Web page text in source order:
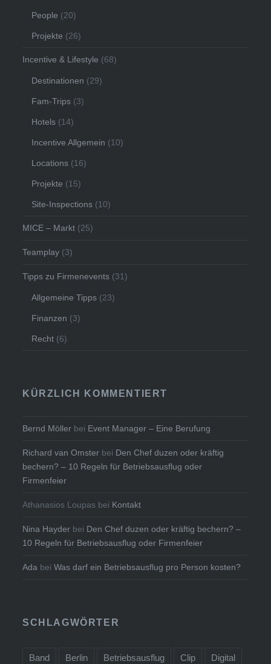
People (20)
Projekte (26)
Incentive & Lifestyle (68)
Destinationen (29)
Fam-Trips (3)
Hotels (14)
Incentive Allgemein (10)
Locations (16)
Projekte (15)
Site-Inspections (10)
MICE – Markt (25)
Teamplay (3)
Tipps zu Firmenevents (31)
Allgemeine Tipps (23)
Finanzen (3)
Recht (6)
KÜRZLICH KOMMENTIERT
Bernd Möller bei Event Manager – Eine Berufung
Richard van Omster bei Den Chef duzen oder kräftig
bechern? – 10 Regeln für Betriebsausflug oder
Firmenfeier
Athanasios Loupas bei Kontakt
Nina Hayder bei Den Chef duzen oder kräftig bechern? –
10 Regeln für Betriebsausflug oder Firmenfeier
Ada beiWas darf ein Betriebsausflug pro Person kosten?
SCHLAGWÖRTER
Band Berlin Betriebsausflug Clip Digital